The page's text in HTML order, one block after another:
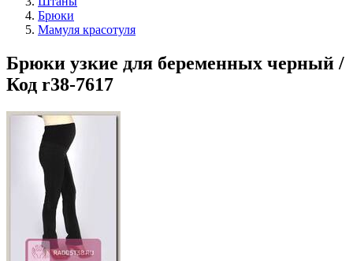
Брюки
Мамуля красотуля
Брюки узкие для беременных черный /
Код r38-7617